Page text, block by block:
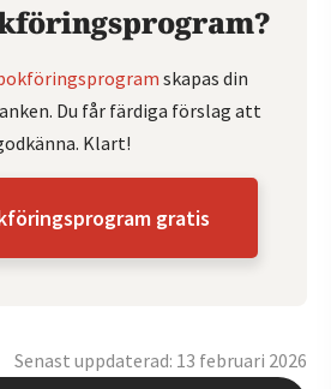
skapas din
Du får färdiga förslag att
Klart!
gratis
Senast uppdaterad: 13 februari 2026